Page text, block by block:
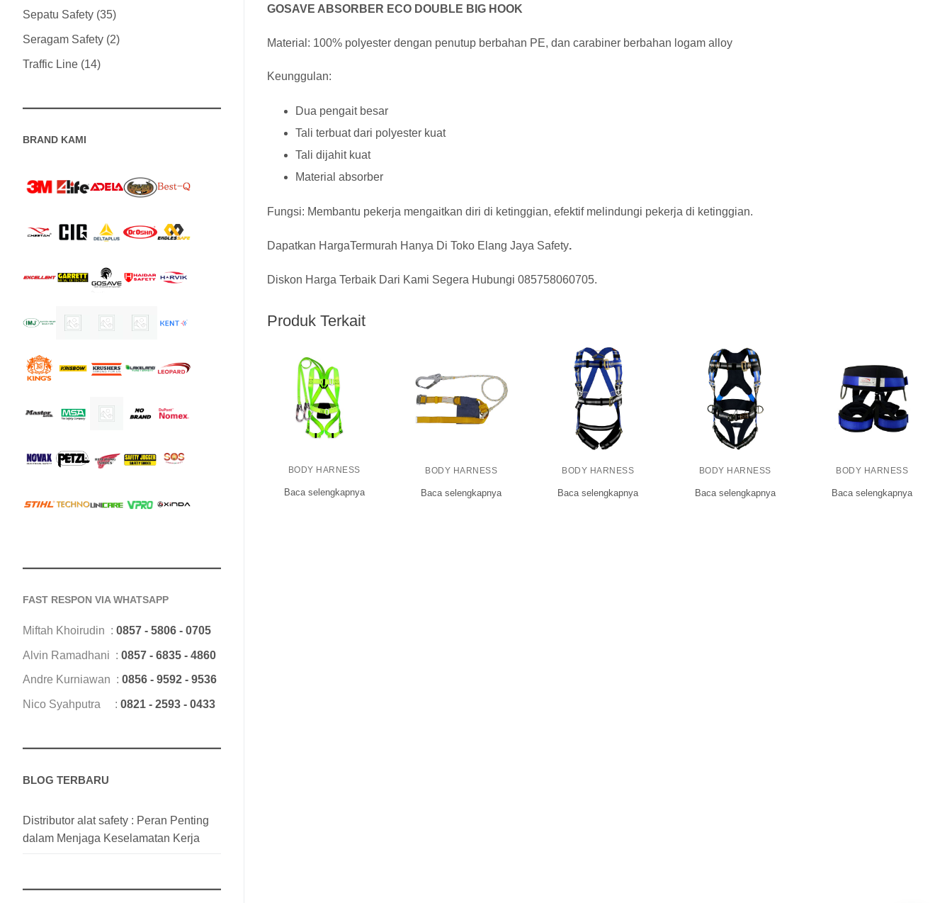
GOSAVE ABSORBER ECO DOUBLE BIG HOOK
Material: 100% polyester dengan penutup berbahan PE, dan carabiner berbahan logam alloy
Keunggulan:
Dua pengait besar
Tali terbuat dari polyester kuat
Tali dijahit kuat
Material absorber
Fungsi: Membantu pekerja mengaitkan diri di ketinggian, efektif melindungi pekerja di ketinggian.
Dapatkan HargaTermurah Hanya Di Toko Elang Jaya Safety.
Diskon Harga Terbaik Dari Kami Segera Hubungi 085758060705.
Produk Terkait
BODY HARNESS
Baca selengkapnya
BODY HARNESS
Baca selengkapnya
BODY HARNESS
Baca selengkapnya
BODY HARNESS
Baca selengkapnya
BODY HARNESS
Baca selengkapnya
Sepatu Safety 35
Seragam Safety 2
Traffic Line 14
BRAND KAMI
FAST RESPON VIA WHATSAPP
Miftah Khoirudin : 0857 - 5806 - 0705
Alvin Ramadhani : 0857 - 6835 - 4860
Andre Kurniawan : 0856 - 9592 - 9536
Nico Syahputra : 0821 - 2593 - 0433
BLOG TERBARU
Distributor alat safety : Peran Penting
dalam Menjaga Keselamatan Kerja